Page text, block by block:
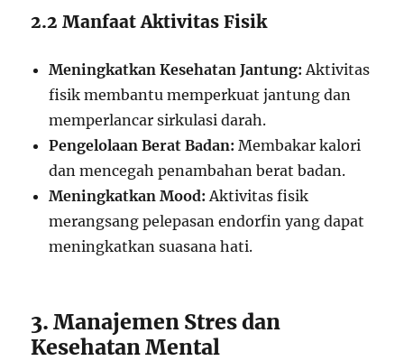
2.2 Manfaat Aktivitas Fisik
Meningkatkan Kesehatan Jantung: Aktivitas
fisik membantu memperkuat jantung dan
memperlancar sirkulasi darah.
Pengelolaan Berat Badan: Membakar kalori
dan mencegah penambahan berat badan.
Meningkatkan Mood: Aktivitas fisik
merangsang pelepasan endorfin yang dapat
meningkatkan suasana hati.
3. Manajemen Stres dan
Kesehatan Mental